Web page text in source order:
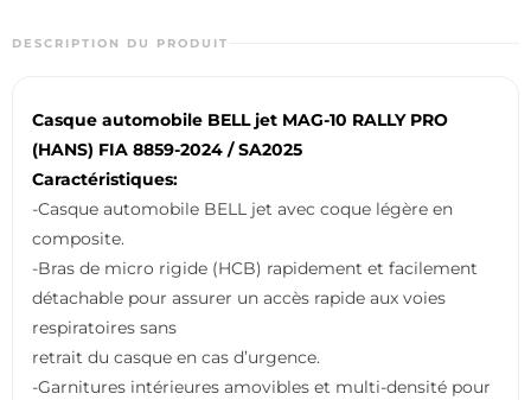
DESCRIPTION DU PRODUIT
Casque automobile BELL jet MAG-10 RALLY PRO
(HANS) FIA 8859-2024 / SA2025
Caractéristiques:
-Casque automobile BELL jet avec coque légère en
composite.
-Bras de micro rigide (HCB) rapidement et facilement
détachable pour assurer un accès rapide aux voies
respiratoires sans
retrait du casque en cas d’urgence.
-Garnitures intérieures amovibles et multi-densité pour